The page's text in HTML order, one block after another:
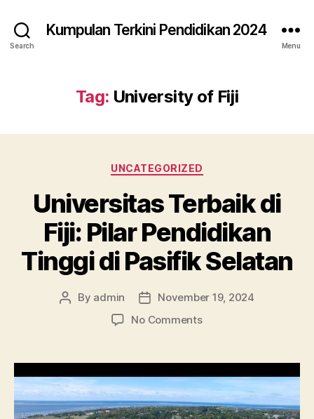
Search
Kumpulan Terkini Pendidikan 2024
Menu
Tag: University of Fiji
Categories
UNCATEGORIZED
Universitas Terbaik di
Fiji: Pilar Pendidikan
Tinggi di Pasifik Selatan
Post
By admin
Post
date
November 19, 2024
No Commentson
di
Fiji:
Pilar
Pendidikan